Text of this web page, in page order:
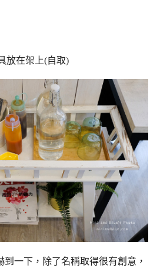
放在架上(自取)
一下，除了名稱取得很有創意，